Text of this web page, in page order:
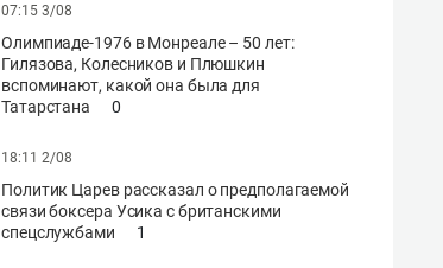
07:15 3/08
Олимпиаде-1976 в Монреале – 50 лет:
Гилязова, Колесников и Плюшкин
вспоминают, какой она была для
Татарстана
0
18:11 2/08
Политик Царев рассказал о предполагаемой
связи боксера Усика с британскими
спецслужбами
1